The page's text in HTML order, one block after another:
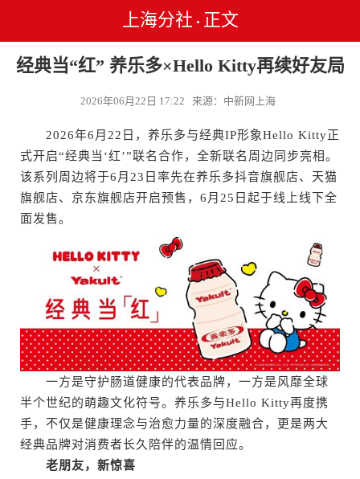
上海分社 • 正文
经典当“红” 养乐多×Hello Kitty再续好友局
2026年06月22日 17:22 来源：中新网上海
2026年6月22日，养乐多与经典IP形象Hello Kitty正
式开启“经典当‘红’”联名合作，全新联名周边同步亮相。
该系列周边将于6月23日率先在养乐多抖音旗舰店、天猫
旗舰店、京东旗舰店开启预售，6月25日起于线上线下全
面发售。
一方是守护肠道健康的代表品牌，一方是风靡全球
半个世纪的萌趣文化符号。养乐多与Hello Kitty再度携
手，不仅是健康理念与治愈力量的深度融合，更是两大
经典品牌对消费者长久陪伴的温情回应。
老朋友，新惊喜